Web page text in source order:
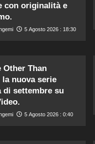
con originalità e
5 Agosto 2026 : 18:30
Other Than
la nuova serie
di settembre su
5 Agosto 2026 : 0:40